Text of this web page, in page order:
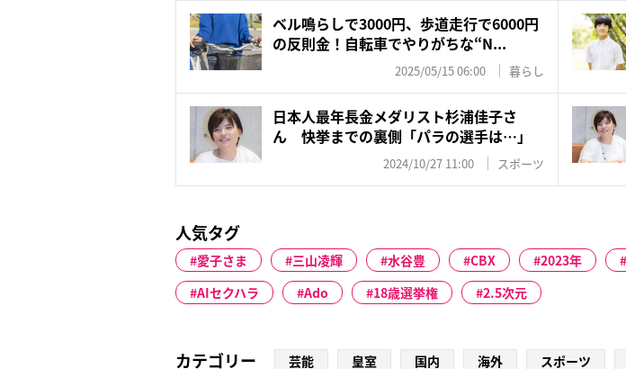
ベル鳴らしで3000円、歩道走行で6000円
の反則金！自転車でやりがちな“N...
2025/05/15 06:00 暮らし
日本人最年長金メダリスト杉浦佳子さ
ん 快挙までの裏側「パラの選手は…」
2024/10/27 11:00 スポーツ
人気タグ
愛子さま 三山凌輝 水谷豊 CBX 2023年
AIセクハラ
Ado 18歳選挙権 2.5次元
カテゴリー 芸能 皇室 国内 海外 スポーツ